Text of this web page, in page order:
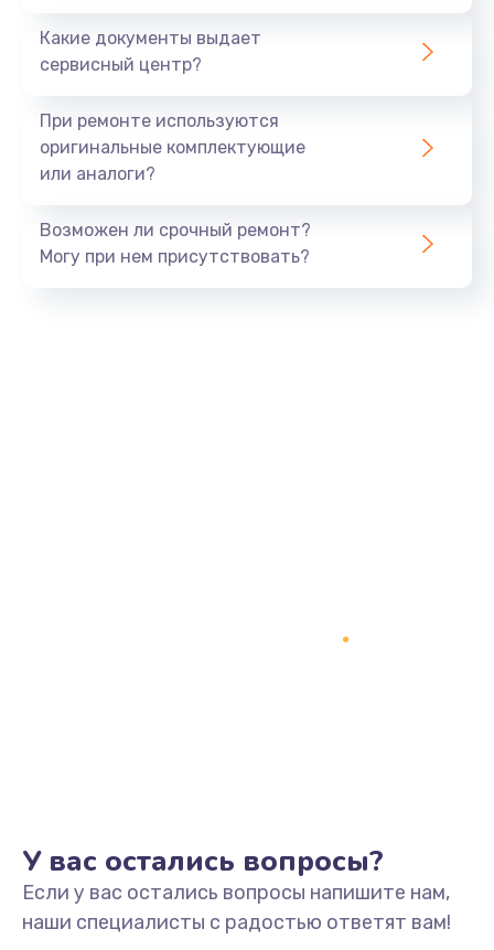
Восстановление данных
Заказать
1060 руб.
995 руб.
Заказать
Какие документы выдает
сервисный центр?
При ремонте используются
оригинальные комплектующие
или аналоги?
Возможен ли срочный ремонт?
Могу при нем присутствовать?
У вас остались вопросы?
Если у вас остались вопросы напишите нам,
наши специалисты с радостью ответят вам!